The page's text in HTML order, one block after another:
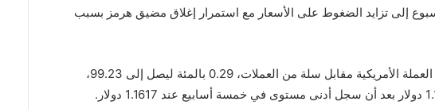
إلى تزايد الضغوط على الأسعار مع استمرار إغلاق مضيق هرمز بسبب
وارتفع مؤشر الدولار، الذي يقيس أداء العملة الأمريكية مقابل سلة من العملات، ⁠0.29 بالمئة ليصل إلى 99.23،